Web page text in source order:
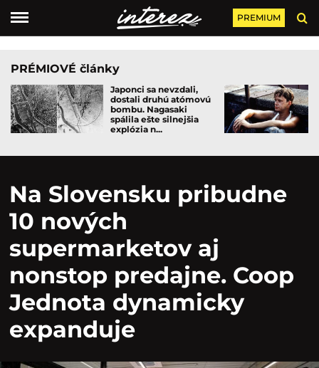
PREMIUM
PRÉMIOVÉ články
Japonci sa nevzdali,
dostali druhú atómovú
bombu. Nagasaki
spálila ešte silnejšia
explózia n...
Na Slovensku pribudne
10 nových
supermarketov aj
nonstop predajne. Coop
Jednota dynamicky
expanduje